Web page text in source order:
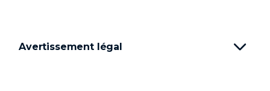
Avertissement légal